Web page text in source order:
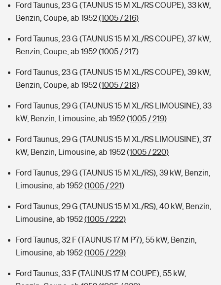
Ford Taunus, 23 G (TAUNUS 15 M XL/RS COUPE), 33 kW,
Benzin, Coupe, ab 1952(1005 / 216)
Ford Taunus, 23 G (TAUNUS 15 M XL/RS COUPE), 37 kW,
Benzin, Coupe, ab 1952(1005 / 217)
Ford Taunus, 23 G (TAUNUS 15 M XL/RS COUPE), 39 kW,
Benzin, Coupe, ab 1952(1005 / 218)
Ford Taunus, 29 G (TAUNUS 15 M XL/RS LIMOUSINE), 33
kW, Benzin, Limousine, ab 1952(1005 / 219)
Ford Taunus, 29 G (TAUNUS 15 M XL/RS LIMOUSINE), 37
kW, Benzin, Limousine, ab 1952(1005 / 220)
Ford Taunus, 29 G (TAUNUS 15 M XL/RS), 39 kW, Benzin,
Limousine, ab 1952(1005 / 221)
Ford Taunus, 29 G (TAUNUS 15 M XL/RS), 40 kW, Benzin,
Limousine, ab 1952(1005 / 222)
Ford Taunus, 32 F (TAUNUS 17 M P7), 55 kW, Benzin,
Limousine, ab 1952(1005 / 229)
Ford Taunus, 33 F (TAUNUS 17 M COUPE), 55 kW,